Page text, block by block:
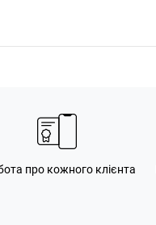
про кожного клієнта